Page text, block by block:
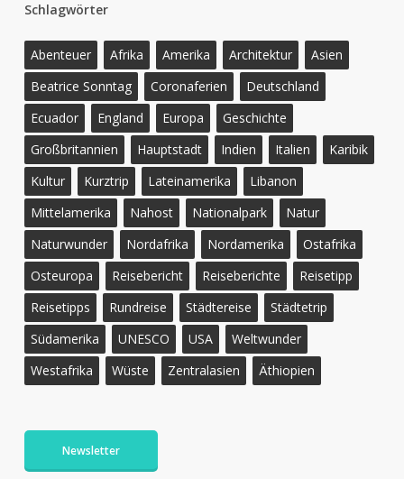
Schlagwörter
Abenteuer Afrika Amerika Architektur
Asien
Beatrice Sonntag
Coronaferien
Deutschland
Ecuador
England Europa
Geschichte
Großbritannien
Hauptstadt Indien Italien
Karibik
Kultur
Kurztrip Lateinamerika
Libanon
Mittelamerika
Nahost Nationalpark
Natur
Naturwunder
Nordafrika Nordamerika
Ostafrika
Osteuropa
Reisebericht Reiseberichte
Reisetipp
Reisetipps
Rundreise Städtereise
Städtetrip
Südamerika
UNESCO USA
Weltwunder
Westafrika
Wüste Zentralasien Äthiopien
Newsletter